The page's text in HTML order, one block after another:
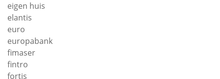
eigen huis
elantis
euro
europabank
fimaser
fintro
fortis